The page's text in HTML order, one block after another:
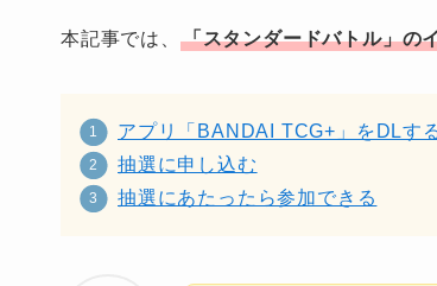
本記事では、 「スタンダードバトル」の
アプリ「BANDAI TCG+」をDLす
抽選に申し込む
抽選にあたったら参加できる